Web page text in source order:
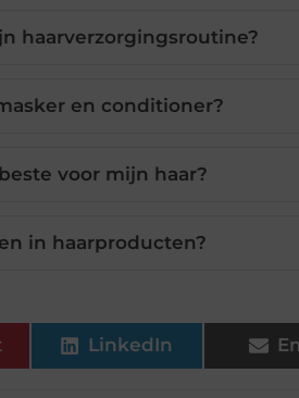
haarverzorgingsroutine?
en conditioner?
voor mijn haar?
in haarproducten?
LinkedIn